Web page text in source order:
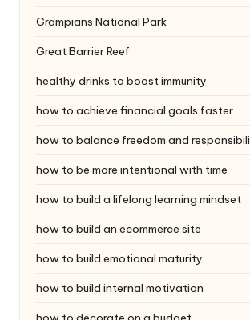
Grampians National Park
Great Barrier Reef
healthy drinks to boost immunity
how to achieve financial goals faster
how to balance freedom and
how to be more intentional with time
how to build a lifelong learning mindset
how to build an ecommerce site
how to build emotional maturity
how to build internal motivation